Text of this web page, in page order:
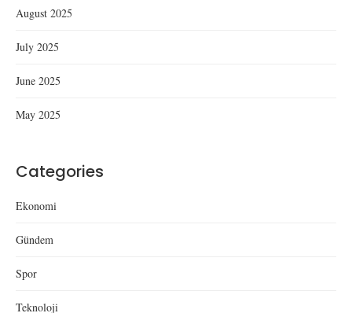
August 2025
July 2025
June 2025
May 2025
Categories
Ekonomi
Gündem
Spor
Teknoloji